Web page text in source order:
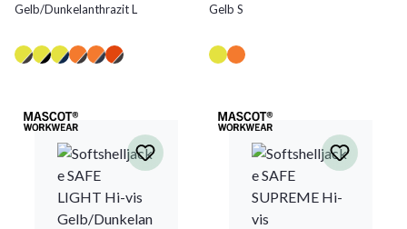
Gelb/Dunkelanthrazit L
Gelb S